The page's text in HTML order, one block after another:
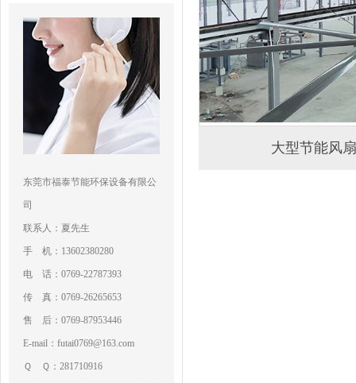
东莞市福泰节能环保设备有限公
司
联系人：夏先生
手 机：13602380280
电 话：0769-22787393
传 真：0769-26265653
售 后：0769-87953446
E-mail：futai0769@163.com
Ｑ Ｑ：281710916
大型节能风扇